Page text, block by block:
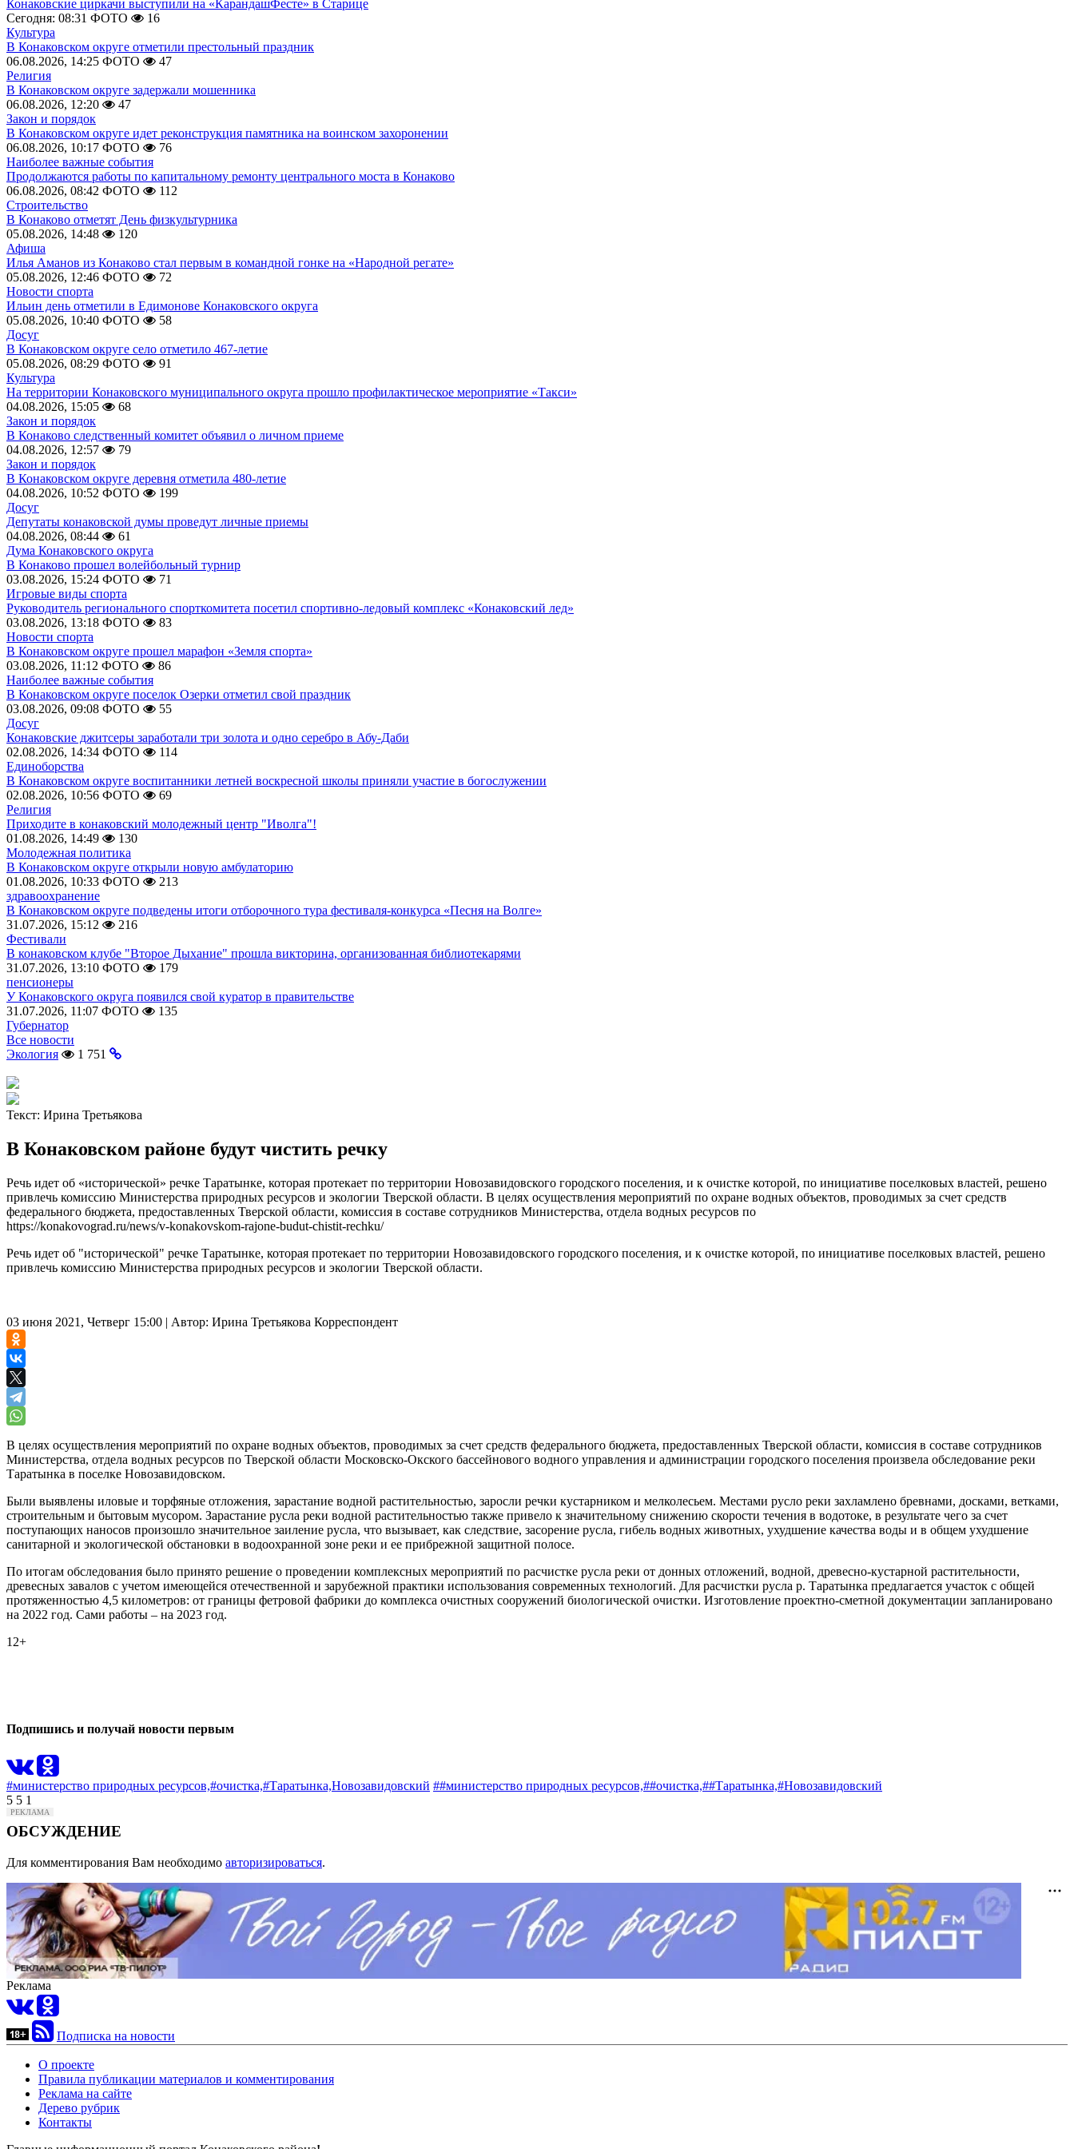
Конаковские циркачи выступили на «КарандашФесте» в Старице
Сегодня: 08:31 ФОТО
16
Культура
В Конаковском округе отметили престольный праздник
06.08.2026, 14:25 ФОТО
47
Религия
В Конаковском округе задержали мошенника
06.08.2026, 12:20
47
Закон и порядок
В Конаковском округе идет реконструкция памятника на воинском захоронении
06.08.2026, 10:17 ФОТО
76
Наиболее важные события
Продолжаются работы по капитальному ремонту центрального моста в Конаково
06.08.2026, 08:42 ФОТО
112
Строительство
В Конаково отметят День физкультурника
05.08.2026, 14:48
120
Афиша
Илья Аманов из Конаково стал первым в командной гонке на «Народной регате»
05.08.2026, 12:46 ФОТО
72
Новости спорта
Ильин день отметили в Едимонове Конаковского округа
05.08.2026, 10:40 ФОТО
58
Досуг
В Конаковском округе село отметило 467-летие
05.08.2026, 08:29 ФОТО
91
Культура
На территории Конаковского муниципального округа прошло профилактическое мероприятие «Такси»
04.08.2026, 15:05
68
Закон и порядок
В Конаково следственный комитет объявил о личном приеме
04.08.2026, 12:57
79
Закон и порядок
В Конаковском округе деревня отметила 480-летие
04.08.2026, 10:52 ФОТО
199
Досуг
Депутаты конаковской думы проведут личные приемы
04.08.2026, 08:44
61
Дума Конаковского округа
В Конаково прошел волейбольный турнир
03.08.2026, 15:24 ФОТО
71
Игровые виды спорта
Руководитель регионального спорткомитета посетил спортивно-ледовый комплекс «Конаковский лед»
03.08.2026, 13:18 ФОТО
83
Новости спорта
В Конаковском округе прошел марафон «Земля спорта»
03.08.2026, 11:12 ФОТО
86
Наиболее важные события
В Конаковском округе поселок Озерки отметил свой праздник
03.08.2026, 09:08 ФОТО
55
Досуг
Конаковские джитсеры заработали три золота и одно серебро в Абу-Даби
02.08.2026, 14:34 ФОТО
114
Единоборства
В Конаковском округе воспитанники летней воскресной школы приняли участие в богослужении
02.08.2026, 10:56 ФОТО
69
Религия
Приходите в конаковский молодежный центр "Иволга"!
01.08.2026, 14:49
130
Молодежная политика
В Конаковском округе открыли новую амбулаторию
01.08.2026, 10:33 ФОТО
213
здравоохранение
В Конаковском округе подведены итоги отборочного тура фестиваля-конкурса «Песня на Волге»
31.07.2026, 15:12
216
Фестивали
В конаковском клубе "Второе Дыхание" прошла викторина, организованная библиотекарями
31.07.2026, 13:10 ФОТО
179
пенсионеры
У Конаковского округа появился свой куратор в правительстве
31.07.2026, 11:07 ФОТО
135
Губернатор
Все новости
Экология
1 751
Текст: Ирина Третьякова
В Конаковском районе будут чистить речку
Речь идет об «исторической» речке Таратынке, которая протекает по территории Новозавидовского городского поселения, и к очистке которой, по инициативе поселковых властей, решено
привлечь комиссию Министерства природных ресурсов и экологии Тверской области. В целях осуществления мероприятий по охране водных объектов, проводимых за счет средств
федерального бюджета, предоставленных Тверской области, комиссия в составе сотрудников Министерства, отдела водных ресурсов по
https://konakovograd.ru/news/v-konakovskom-rajone-budut-chistit-rechku/
Речь идет об "исторической" речке Таратынке, которая протекает по территории Новозавидовского городского поселения, и к очистке которой, по инициативе поселковых властей, решено
привлечь комиссию Министерства природных ресурсов и экологии Тверской области.
03 июня 2021, Четверг 15:00 | Автор: Ирина Третьякова Корреспондент
В целях осуществления мероприятий по охране водных объектов, проводимых за счет средств федерального бюджета, предоставленных Тверской области, комиссия в составе сотрудников
Министерства, отдела водных ресурсов по Тверской области Московско-Окского бассейнового водного управления и администрации городского поселения произвела обследование реки
Таратынка в поселке Новозавидовском.
Были выявлены иловые и торфяные отложения, зарастание водной растительностью, заросли речки кустарником и мелколесьем. Местами русло реки захламлено бревнами, досками, ветками,
строительным и бытовым мусором. Зарастание русла реки водной растительностью также привело к значительному снижению скорости течения в водотоке, в результате чего за счет
поступающих наносов произошло значительное заиление русла, что вызывает, как следствие, засорение русла, гибель водных животных, ухудшение качества воды и в общем ухудшение
санитарной и экологической обстановки в водоохранной зоне реки и ее прибрежной защитной полосе.
По итогам обследования было принято решение о проведении комплексных мероприятий по расчистке русла реки от донных отложений, водной, древесно-кустарной растительности,
древесных завалов с учетом имеющейся отечественной и зарубежной практики использования современных технологий. Для расчистки русла р. Таратынка предлагается участок с общей
протяженностью 4,5 километров: от границы фетровой фабрики до комплекса очистных сооружений биологической очистки. Изготовление проектно-сметной документации запланировано
на 2022 год. Сами работы – на 2023 год.
12+
Подпишись и получай новости первым
#министерство природных ресурсов,#очистка,#Таратынка,Новозавидовский ##министерство природных ресурсов,##очистка,##Таратынка,#Новозавидовский
5 5 1
ОБСУЖДЕНИЕ
Для комментирования Вам необходимо авторизироваться.
Реклама
Подписка на новости
О проекте
Правила публикации материалов и комментирования
Реклама на сайте
Дерево рубрик
Контакты